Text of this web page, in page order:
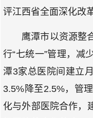
评江西省全面深化改
鹰潭市以资源整
行“七统一”管理，减
潭3家总医院间建立
3.5%降至2.5%，管
化与外部医院合作，